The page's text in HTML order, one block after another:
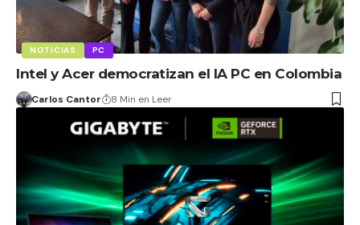
NOTICIAS PC
Intel y Acer democratizan el IA PC en Colombia
Carlos Cantor 8 Min en Leer